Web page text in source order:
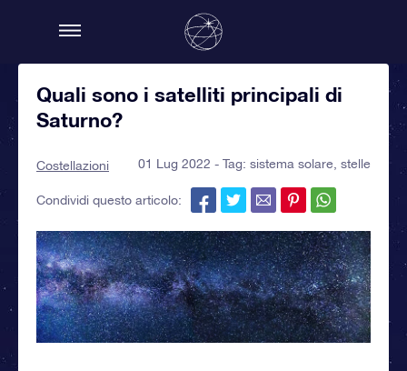
Quali sono i satelliti principali di
Saturno?
Costellazioni 01 Lug 2022 - Tag: sistema solare stelle
Condividi questo articolo: